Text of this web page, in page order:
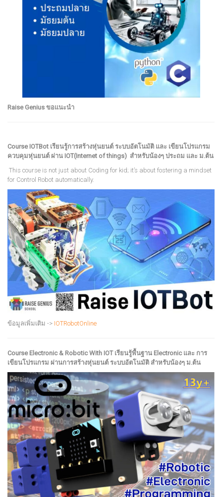
Raise Genius ขอแนะนำ
Course IOTBot เรียนรู้การสร้างหุ่นยนต์ ระบบอัตโนมัติ และ เขียนโปรแกรม
ควบคุมหุ่นยนต์ ผ่าน IOT(Internet of things) สำหรับน้องๆ ประถม และ ม.ต้น
This course is not just about Coding for kid; it’s about fostering a mindset
for Control Robot automatically.
ข้อมูลเพิ่มเติม -> IOTRobotOnline
Course Electronic & Robotic With IOT เรียนรู้พื้นฐาน Electronic และ การ
เขียนโปรแกรม ผ่านการสร้างหุ่นยนต์ ระบบอัตโนมัติ สำหรับน้องๆ ม.ต้น